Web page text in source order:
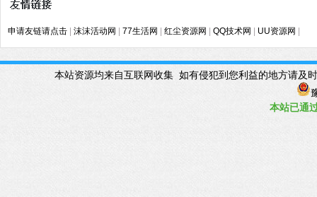
申请友链请点击 沫沫活动网 77生活网 红尘资源网 QQ技术网 UU资源网
本站资源均来自互联网收集 如有侵犯到您利益的地方请
本站已通